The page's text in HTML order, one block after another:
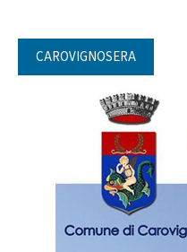
CAROVIGNOSERA